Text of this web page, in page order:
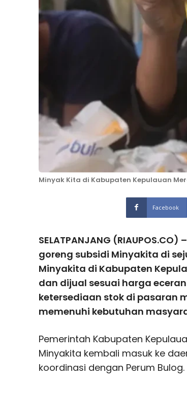
Minyak Kita di Kabupaten Kepulauan
Facebook
SELATPANJANG
goreng subsidi Minyakita di
Minyakita di Kabupaten
dan dijual sesuai harga
ketersediaan stok di pasaran
memenuhi kebutuhan
Pemerintah Kabupaten
Minyakita kembali masuk ke
koordinasi dengan Perum Bulog.